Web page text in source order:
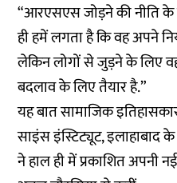
“आरएसएस जोड़ने की नीति
ही हमें लगता है कि वह अपने
लेकिन लोगों से जुड़ने के लिए
बदलाव के लिए तैयार है.”
यह बात सामाजिक
साइंस इंस्टिट्यूट, इलाहाबाद
ने हाल ही में प्रकाशित अपनी